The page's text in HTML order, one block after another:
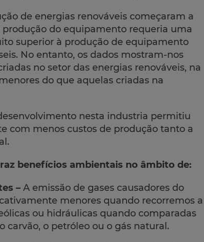
de energias renováveis começaram a
do equipamento requeria uma
superior à produção de equipamento
No entanto, os dados mostram-nos
no setor das energias renováveis, na
do que aquelas criadas na
nesta industria permitiu
com menos custos de produção tanto a
benefícios ambientais no âmbito de:
– A emissão de gases causadores do
menores quando recorremos a
ou hidráulicas quando comparadas
carvão, o petróleo ou o gás natural.